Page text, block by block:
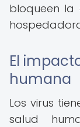
bloqueen la
El
humana
Los virus
salud